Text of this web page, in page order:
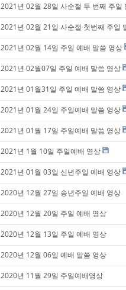
2021년 02월 28일 사순절 두 번째 주일
2021년 02월 21일 사순절 첫번째 주일
2021년 02월 14일 주일 예배 말씀 영상
2021년 02월07일 주일 예배 말씀 영상
2021년 01월31일 주일 예배 말씀 영상
2021년 01월 24일 주일예배 말씀 영상
2021년 01월 17일 주일예배 말씀 영상
2021년 1월 10일 주일예배 영상
2021년 01월 03일 신년주일 예배 영상
2020년 12월 27일 송년주일 예배 영상
2020년 12월 20일 주일 예배 영상
2020년 12월 13일 주일 예배 영상
2020년 12월 06일 예배 말씀 영상
2020년 11월 29일 주일예배영상